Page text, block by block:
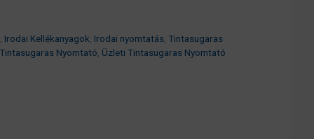
, Irodai Kellékanyagok, Irodai nyomtatás, Tintasugaras
Nyomtató, Üzleti Tintasugaras Nyomtató